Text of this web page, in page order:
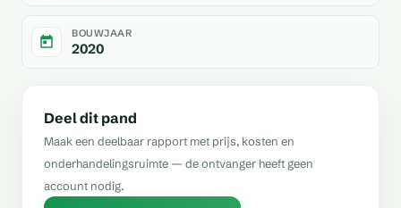
BOUWJAAR
2020
Deel dit pand
Maak een deelbaar rapport met prijs, kosten en
onderhandelingsruimte — de ontvanger heeft geen
account nodig.